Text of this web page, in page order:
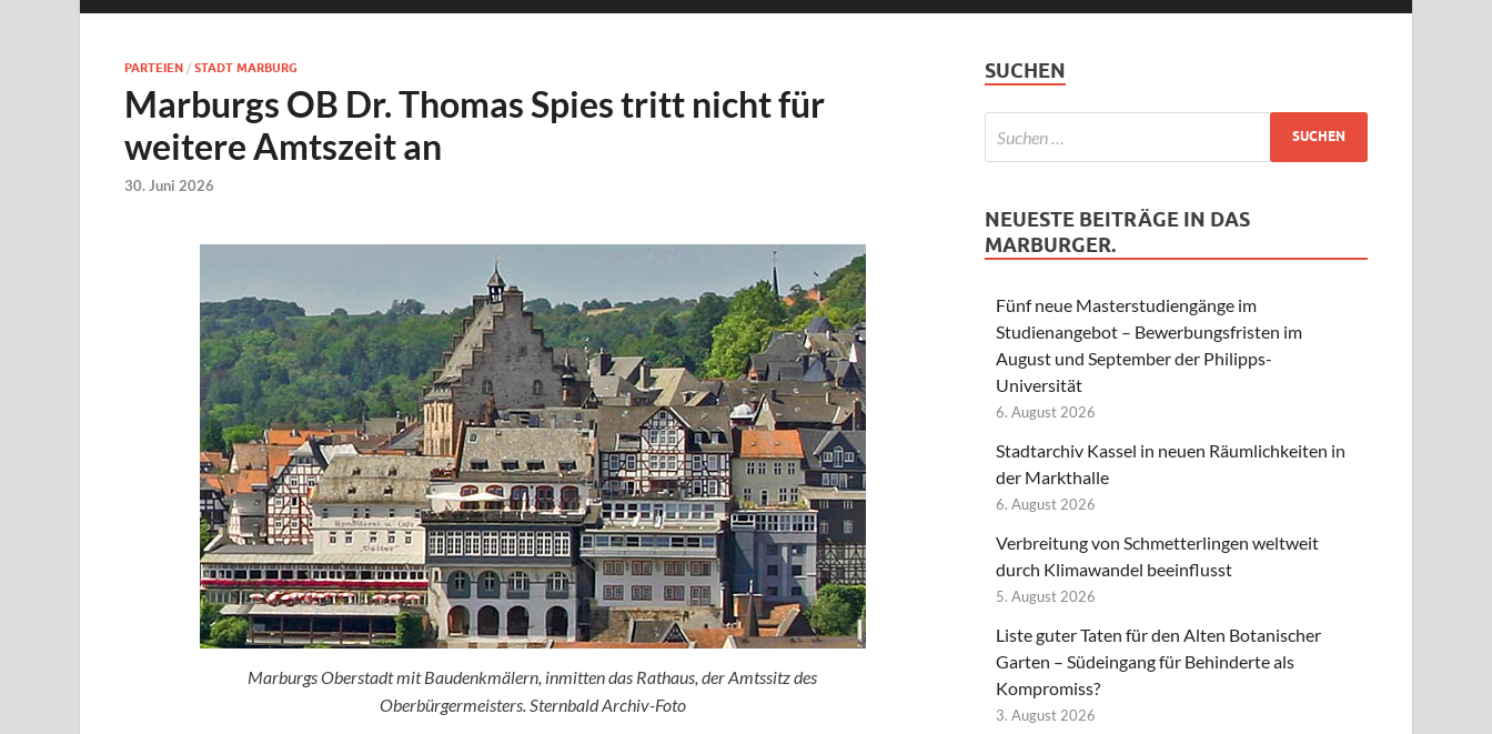
PARTEIEN / STADT MARBURG
Marburgs OB Dr. Thomas Spies tritt nicht für
weitere Amtszeit an
30. Juni 2026
Marburgs Oberstadt mit Baudenkmälern, inmitten das Rathaus, der Amtssitz des
Oberbürgermeisters. Sternbald Archiv-Foto
SUCHEN
NEUESTE BEITRÄGE IN DAS
MARBURGER.
Fünf neue Masterstudiengänge im
Studienangebot – Bewerbungsfristen im
August und September der Philipps-
Universität
6. August 2026
Stadtarchiv Kassel in neuen Räumlichkeiten in
der Markthalle
6. August 2026
Verbreitung von Schmetterlingen weltweit
durch Klimawandel beeinflusst
5. August 2026
Liste guter Taten für den Alten Botanischer
Garten – Südeingang für Behinderte als
Kompromiss?
3. August 2026